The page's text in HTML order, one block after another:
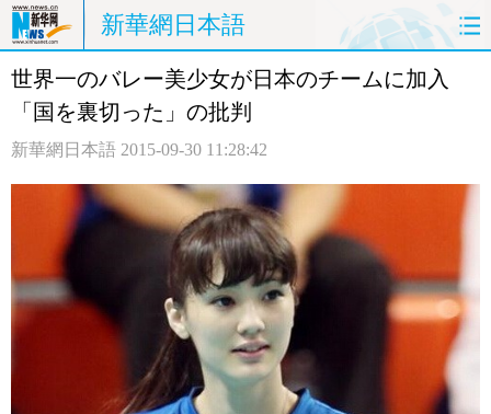
新華網日本語
ホームページ 政治 経済
観光 評論
中日対訳
世界一のバレー美少女が日本のチームに加入
「国を裏切った」の批判
新華網日本語 2015-09-30 11:28:42